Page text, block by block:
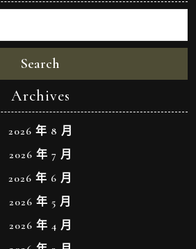
Search
Archives
2026 年 8 月
2026 年 7 月
2026 年 6 月
2026 年 5 月
2026 年 4 月